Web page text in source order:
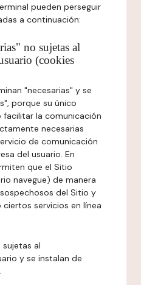
pueden perseguir
a continuación:
no sujetas al
(cookies
"necesarias" y se
porque su único
la comunicación
necesarias
de comunicación
del usuario. En
que el Sitio
navegue) de manera
del Sitio y
servicios en línea
al
y se instalan de